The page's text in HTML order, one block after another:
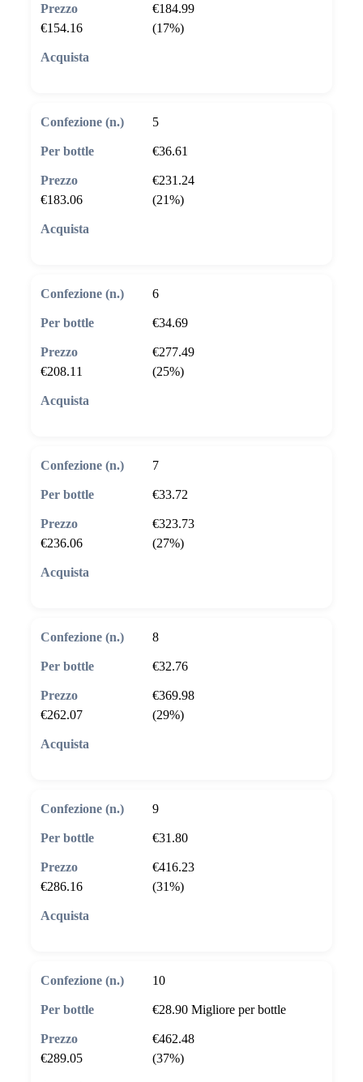
€184.99
€154.16
(17%)
5
€36.61
€231.24
€183.06
(21%)
6
€34.69
€277.49
€208.11
(25%)
7
€33.72
€323.73
€236.06
(27%)
8
€32.76
€369.98
€262.07
(29%)
9
€31.80
€416.23
€286.16
(31%)
10
€28.90 Migliore per bottle
€462.48
€289.05
(37%)